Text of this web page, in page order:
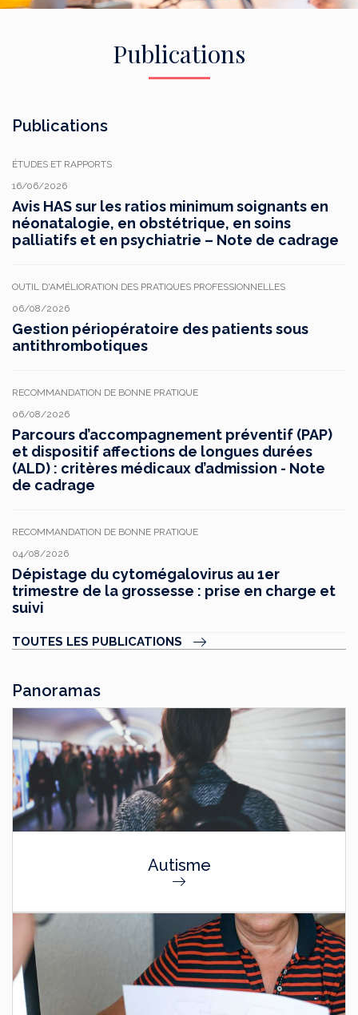
Publications
Publications
ÉTUDES ET RAPPORTS
16/06/2026
Avis HAS sur les ratios minimum soignants en
néonatalogie, en obstétrique, en soins
palliatifs et en psychiatrie – Note de cadrage
OUTIL D'AMÉLIORATION DES PRATIQUES PROFESSIONNELLES
06/08/2026
Gestion périopératoire des patients sous
antithrombotiques
RECOMMANDATION DE BONNE PRATIQUE
06/08/2026
Parcours d’accompagnement préventif (PAP)
et dispositif affections de longues durées
(ALD) : critères médicaux d’admission - Note
de cadrage
RECOMMANDATION DE BONNE PRATIQUE
04/08/2026
Dépistage du cytomégalovirus au 1er
trimestre de la grossesse : prise en charge et
suivi
TOUTES LES PUBLICATIONS
Panoramas
Autisme